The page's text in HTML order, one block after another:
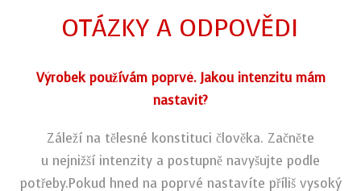
OTÁZKY A ODPOVĚDI
Výrobek používám poprvé. Jakou intenzitu mám
nastavit?
Záleží na tělesné konstituci člověka. Začněte
u nejnižší intenzity a postupně navyšujte podle
potřeby.Pokud hned na poprvé nastavíte příliš vysoký